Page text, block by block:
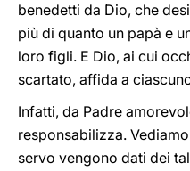
benedetti da Dio, che
più di quanto un papà e
loro figli. E Dio, ai cui
scartato, affida a
Infatti, da Padre
responsabilizza.
servo vengono dati dei